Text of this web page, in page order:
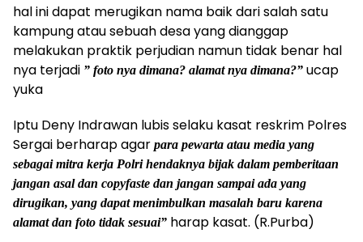
hal ini dapat merugikan nama baik dari salah satu
kampung atau sebuah desa yang dianggap
melakukan praktik perjudian namun tidak benar hal
nya terjadi ” foto nya dimana? alamat nya dimana?” ucap
yuka
Iptu Deny Indrawan lubis selaku kasat reskrim Polres
Sergai berharap agar para pewarta atau media yang
sebagai mitra kerja Polri hendaknya bijak dalam pemberitaan
jangan asal dan copyfaste dan jangan sampai ada yang
dirugikan, yang dapat menimbulkan masalah baru karena
alamat dan foto tidak sesuai” harap kasat. (R.Purba)